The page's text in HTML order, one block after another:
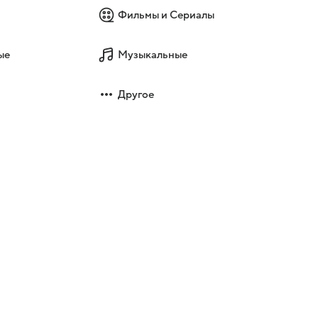
Фильмы и Сериалы
Музыкальные
Другое